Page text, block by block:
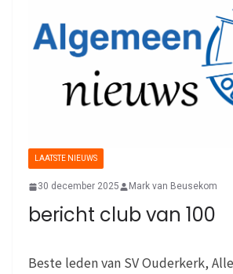
LAATSTE NIEUWS
30 december 2025 Mark van Beusekom
bericht club van 100
Beste leden van SV Ouderkerk,